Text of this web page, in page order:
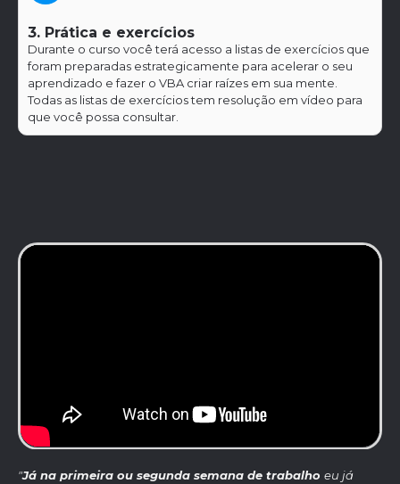
3. Prática e exercícios
Durante o curso você terá acesso a listas de exercícios que
foram preparadas estrategicamente para acelerar o seu
aprendizado e fazer o VBA criar raízes em sua mente.
Todas as listas de exercícios tem resolução em vídeo para
que você possa consultar​.
"Já na primeira ou segunda semana de trabalho eu já